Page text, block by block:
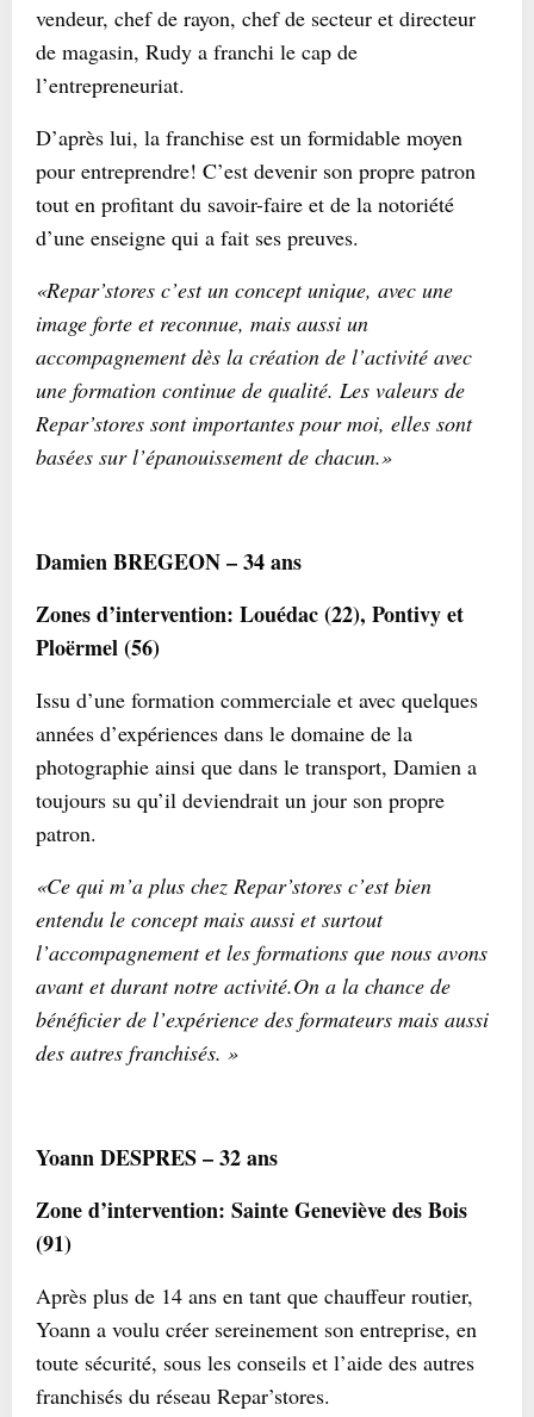
vendeur, chef de rayon, chef de secteur et directeur
de magasin, Rudy a franchi le cap de
l’entrepreneuriat.
D’après lui, la franchise est un formidable moyen
pour entreprendre! C’est devenir son propre patron
tout en profitant du savoir-faire et de la notoriété
d’une enseigne qui a fait ses preuves.
«Repar’stores c’est un concept unique, avec une
image forte et reconnue, mais aussi un
accompagnement dès la création de l’activité avec
une formation continue de qualité. Les valeurs de
Repar’stores sont importantes pour moi, elles sont
basées sur l’épanouissement de chacun.»
Damien BREGEON – 34 ans
Zones d’intervention: Louédac (22), Pontivy et
Ploërmel (56)
Issu d’une formation commerciale et avec quelques
années d’expériences dans le domaine de la
photographie ainsi que dans le transport, Damien a
toujours su qu’il deviendrait un jour son propre
patron.
«Ce qui m’a plus chez Repar’stores c’est bien
entendu le concept mais aussi et surtout
l’accompagnement et les formations que nous avons
avant et durant notre activité.On a la chance de
bénéficier de l’expérience des formateurs mais aussi
des autres franchisés. »
Yoann DESPRES – 32 ans
Zone d’intervention: Sainte Geneviève des Bois
(91)
Après plus de 14 ans en tant que chauffeur routier,
Yoann a voulu créer sereinement son entreprise, en
toute sécurité, sous les conseils et l’aide des autres
franchisés du réseau Repar’stores.